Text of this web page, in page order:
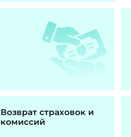
Возврат страховок и
комиссий